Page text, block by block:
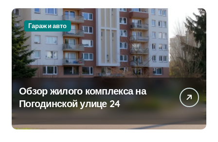
Гараж и авто
Обзор жилого комплекса на
Погодинской улице 24